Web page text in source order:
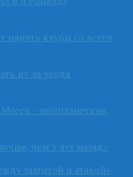
нанять клубы со всего
из-за ухода
– инопланетяне,
чем 5 лет назад»
защитой и атакой»